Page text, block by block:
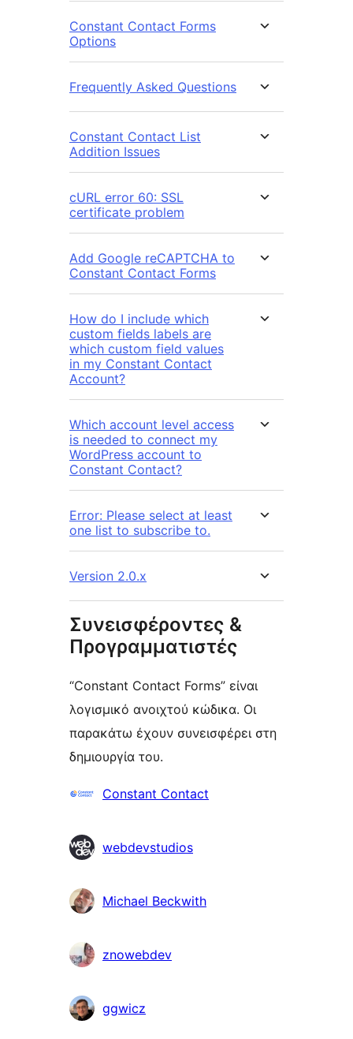
Constant Contact Forms
Options
Frequently Asked Questions
Constant Contact List
Addition Issues
cURL error 60: SSL
certificate problem
Add Google reCAPTCHA to
Constant Contact Forms
How do I include which
custom fields labels are
which custom field values
in my Constant Contact
Account?
Which account level access
is needed to connect my
WordPress account to
Constant Contact?
Error: Please select at least
one list to subscribe to.
Version 2.0.x
Συνεισφέροντες &
Προγραμματιστές
“Constant Contact Forms” είναι
λογισμικό ανοιχτού κώδικα. Οι
παρακάτω έχουν συνεισφέρει στη
δημιουργία του.
Συντελεστές
Constant Contact
webdevstudios
Michael Beckwith
znowebdev
ggwicz